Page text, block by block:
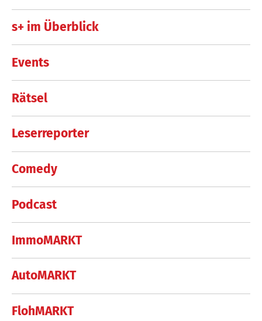
s+ im Überblick
Events
Rätsel
Leserreporter
Comedy
Podcast
ImmoMARKT
AutoMARKT
FlohMARKT